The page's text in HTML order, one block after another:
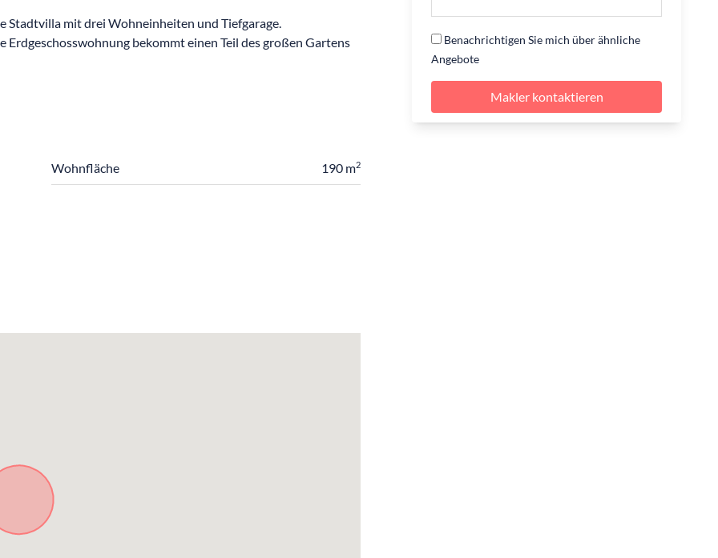
Stadtvilla mit drei Wohneinheiten und Tiefgarage.
bekommt einen Teil des großen Gartens
Wohnfläche 190 m2
Benachrichtigen Sie mich über ähnliche
Angebote
Makler kontaktieren